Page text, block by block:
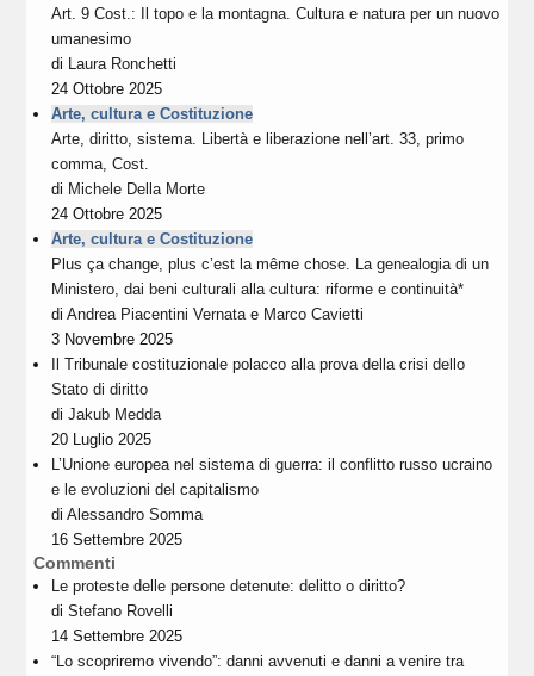
Art. 9 Cost.: Il topo e la montagna. Cultura e natura per un nuovo
umanesimo
di Laura Ronchetti
24 Ottobre 2025
Arte, cultura e Costituzione
Arte, diritto, sistema. Libertà e liberazione nell’art. 33, primo
comma, Cost.
di Michele Della Morte
24 Ottobre 2025
Arte, cultura e Costituzione
Plus ça change, plus c’est la même chose. La genealogia di un
Ministero, dai beni culturali alla cultura: riforme e continuità*
diAndrea Piacentini Vernatae Marco Cavietti
3 Novembre 2025
Il Tribunale costituzionale polacco alla prova della crisi dello
Stato di diritto
diJakub Medda
20 Luglio 2025
L’Unione europea nel sistema di guerra: il conflitto russo ucraino
e le evoluzioni del capitalismo
diAlessandro Somma
16 Settembre 2025
Commenti
Le proteste delle persone detenute: delitto o diritto?
diStefano Rovelli
14 Settembre 2025
“Lo scopriremo vivendo”: danni avvenuti e danni a venire tra